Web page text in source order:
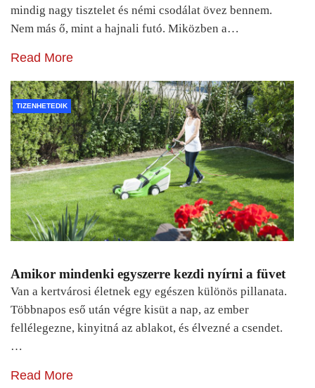
mindig nagy tisztelet és némi csodálat övez bennem.
Nem más ő, mint a hajnali futó. Miközben a…
Read More
TIZENHETEDIK
Amikor mindenki egyszerre kezdi nyírni a füvet
Van a kertvárosi életnek egy egészen különös pillanata.
Többnapos eső után végre kisüt a nap, az ember
fellélegezne, kinyitná az ablakot, és élvezné a csendet.
…
Read More